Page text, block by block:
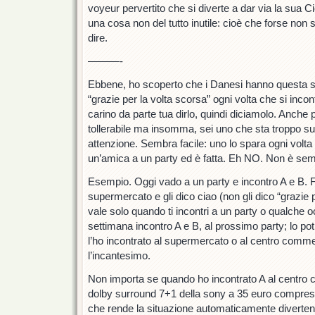
voyeur pervertito che si diverte a dar via la sua
una cosa non del tutto inutile: cioè che forse non
dire.
———-
Ebbene, ho scoperto che i Danesi hanno questa
“grazie per la volta scorsa” ogni volta che si
carino da parte tua dirlo, quindi diciamolo. Anche
tollerabile ma insomma, sei uno che sta troppo
attenzione. Sembra facile: uno lo spara ogni
un’amica a un party ed è fatta. Eh NO. Non è
Esempio. Oggi vado a un party e incontro A e B.
supermercato e gli dico ciao (non gli dico “grazie
vale solo quando ti incontri a un party o qualche
settimana incontro A e B, al prossimo party; lo
l’ho incontrato al supermercato o al centro
l’incantesimo.
Non importa se quando ho incontrato A al centro
dolby surround 7+1 della sony a 35 euro
che rende la situazione automaticamente